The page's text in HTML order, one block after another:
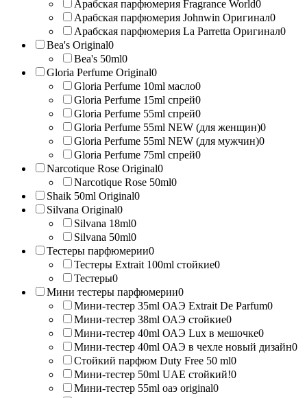
Арабская парфюмерия Fragrance World0
Арабская парфюмерия Johnwin Оригинал0
Арабская парфюмерия La Parretta Оригинал0
Bea's Original0
Bea's 50ml0
Gloria Perfume Original0
Gloria Perfume 10ml масло0
Gloria Perfume 15ml спрей0
Gloria Perfume 55ml спрей0
Gloria Perfume 55ml NEW (для женщин)0
Gloria Perfume 55ml NEW (для мужчин)0
Gloria Perfume 75ml спрей0
Narcotique Rose Original0
Narcotique Rose 50ml0
Shaik 50ml Original0
Silvana Original0
Silvana 18ml0
Silvana 50ml0
Тестеры парфюмерии0
Тестеры Extrait 100ml стойкие0
Тестеры0
Мини тестеры парфюмерии0
Мини-тестер 35ml ОАЭ Extrait De Parfum0
Мини-тестер 38ml ОАЭ стойкие0
Мини-тестер 40ml ОАЭ Lux в мешочке0
Мини-тестер 40ml ОАЭ в чехле новый дизайн0
Стойкий парфюм Duty Free 50 ml0
Мини-тестер 50ml UAE стойкий!0
Мини-тестер 55ml оаэ original0